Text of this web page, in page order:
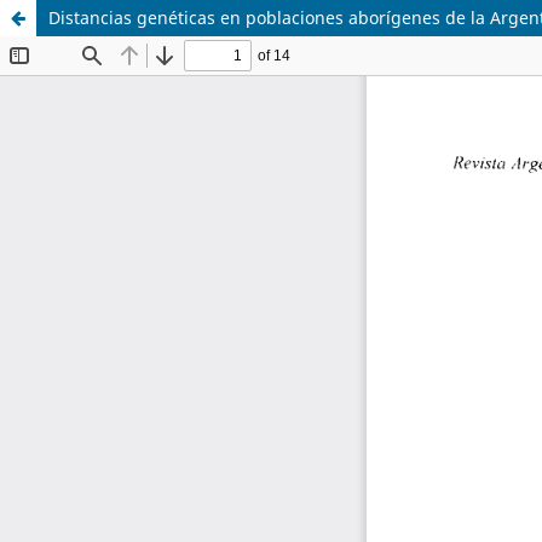
Distancias genéticas en poblaciones aborígenes de la